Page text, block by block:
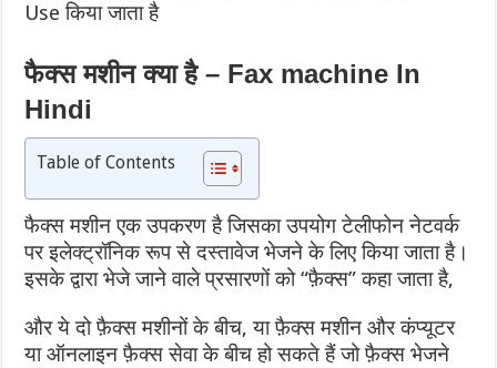
Use किया जाता है
फैक्स मशीन क्या है – Fax machine In
Hindi
Table of Contents
फैक्स मशीन एक उपकरण है जिसका उपयोग टेलीफोन नेटवर्क
पर इलेक्ट्रॉनिक रूप से दस्तावेज भेजने के लिए किया जाता है।
इसके द्वारा भेजे जाने वाले प्रसारणों को “फ़ैक्स” कहा जाता है,
और ये दो फ़ैक्स मशीनों के बीच, या फ़ैक्स मशीन और कंप्यूटर
या ऑनलाइन फ़ैक्स सेवा के बीच हो सकते हैं जो फ़ैक्स भेजने